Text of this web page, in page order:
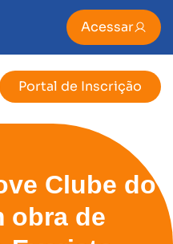
Acessar
Portal de Inscrição
Clube do
obra de